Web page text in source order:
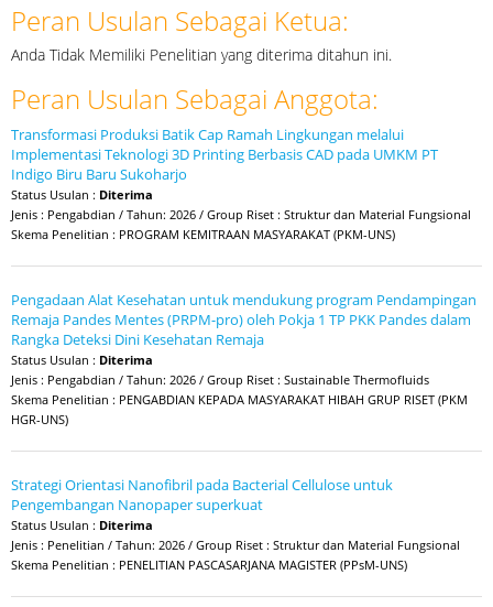
Peran Usulan Sebagai Ketua:
Anda Tidak Memiliki Penelitian yang diterima ditahun ini.
Peran Usulan Sebagai Anggota:
Transformasi Produksi Batik Cap Ramah Lingkungan melalui
Implementasi Teknologi 3D Printing Berbasis CAD pada UMKM PT
Indigo Biru Baru Sukoharjo
Status Usulan : Diterima
Jenis : Pengabdian / Tahun: 2026 / Group Riset : Struktur dan Material Fungsional
Skema Penelitian : PROGRAM KEMITRAAN MASYARAKAT (PKM-UNS)
Pengadaan Alat Kesehatan untuk mendukung program Pendampingan
Remaja Pandes Mentes (PRPM-pro) oleh Pokja 1 TP PKK Pandes dalam
Rangka Deteksi Dini Kesehatan Remaja
Status Usulan : Diterima
Jenis : Pengabdian / Tahun: 2026 / Group Riset : Sustainable Thermofluids
Skema Penelitian : PENGABDIAN KEPADA MASYARAKAT HIBAH GRUP RISET (PKM
HGR-UNS)
Strategi Orientasi Nanofibril pada Bacterial Cellulose untuk
Pengembangan Nanopaper superkuat
Status Usulan : Diterima
Jenis : Penelitian / Tahun: 2026 / Group Riset : Struktur dan Material Fungsional
Skema Penelitian : PENELITIAN PASCASARJANA MAGISTER (PPsM-UNS)